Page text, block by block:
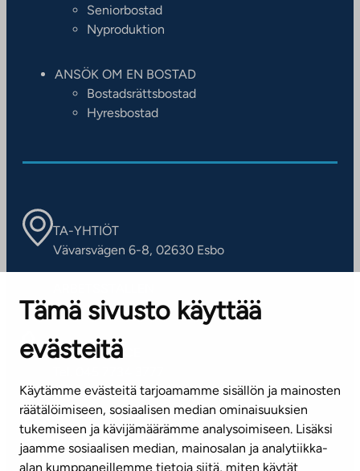
Tämä sivusto käyttää
evästeitä
Käytämme evästeitä tarjoamamme sisällön ja mainosten
räätälöimiseen, sosiaalisen median ominaisuuksien
tukemiseen ja kävijämäärämme analysoimiseen. Lisäksi
jaamme sosiaalisen median, mainosalan ja analytiikka-
alan kumppaneillemme tietoja siitä, miten käytät
Seniorbostad
Nyproduktion
ANSÖK OM EN BOSTAD
Bostadsrättsbostad
Hyresbostad
TA-YHTIÖT
Vävarsvägen 6-8, 02630 Esbo
Kontaktinformation
KUNDSERVICE
(vardagar kl. 8–16)
info@ta.fi